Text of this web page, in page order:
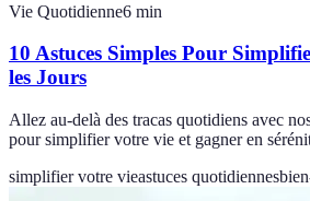
Vie Quotidienne6 min
10 Astuces Simples Pour
les Jours
Allez au-delà des tracas quotidiens avec
pour simplifier votre vie et gagner en
simplifier votre vieastuces quotidiennes